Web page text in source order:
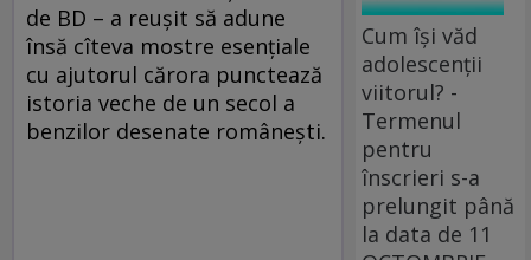
de BD – a reuşit să adune
însă cîteva mostre esenţiale
cu ajutorul cărora punctează
istoria veche de un secol a
benzilor desenate româneşti.
Cum își văd
adolescenții
viitorul? -
Termenul
pentru
înscrieri s-a
prelungit până
la data de 11